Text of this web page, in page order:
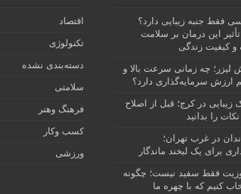
فقط جنبه زیبایی دارد؟
این درمان بر سلامت
و کیفیت زندگی
لیزر؛ چه زمانی سرعت بالا و
ارزش سرمایه‌گذاری دارد؟
زیبایی در کرج؛ قبل از اصلاح
را بدانید
در غرب تهران؛
برای یک لبخند ماندگار
فقط سفید نیست؛ چگونه
کنیم که با چهره ما
اقتصاد
تکنولوژی
دسته‌بندی نشده
سلامتی
فرهنگ وهنر
کسب وکار
ورزشی